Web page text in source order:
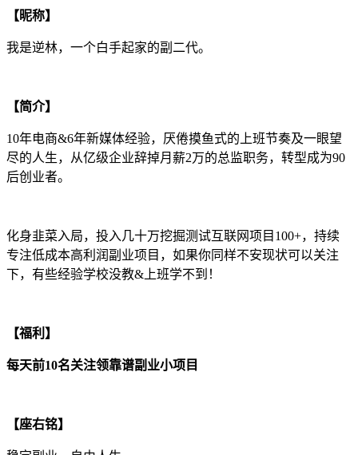
【昵称】
我是逆林，一个白手起家的副二代。
【简介】
10年电商&6年新媒体经验，厌倦摸鱼式的上班节奏及一眼望
尽的人生，从亿级企业辞掉月薪2万的总监职务，转型成为90
后创业者。
化身韭菜入局，投入几十万挖掘测试互联网项目100+，持续
专注低成本高利润副业项目，如果你同样不安现状可以关注
下，有些经验学校没教&上班学不到！
【福利】
每天前10名关注领靠谱副业小项目
【座右铭】